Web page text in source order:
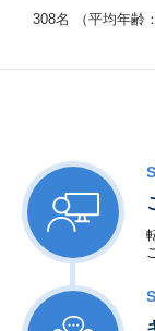
308名 （平均年齢